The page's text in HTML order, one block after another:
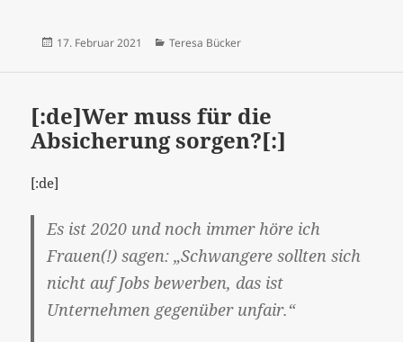
Veröffentlicht
17. Februar 2021 Kategorien
Teresa Bücker
[:de]Wer muss für die
Absicherung sorgen?[:]
[:de]
Es ist 2020 und noch immer höre ich
Frauen(!) sagen: „Schwangere sollten sich
nicht auf Jobs bewerben, das ist
Unternehmen gegenüber unfair.“